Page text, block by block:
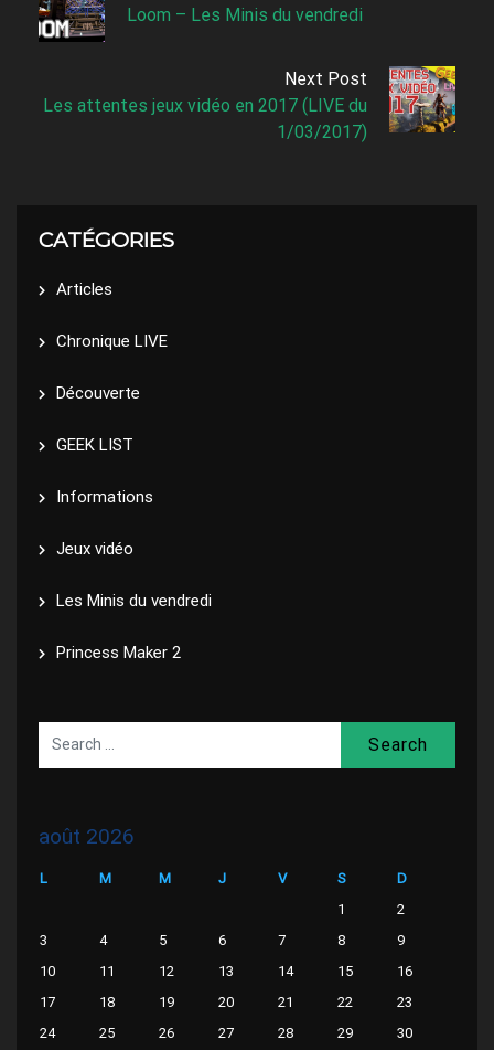
Loom – Les Minis du vendredi
Next Post
Les attentes jeux vidéo en 2017 (LIVE du
1/03/2017)
CATÉGORIES
Articles
Chronique LIVE
Découverte
GEEK LIST
Informations
Jeux vidéo
Les Minis du vendredi
Princess Maker 2
août 2026
L M M J V S
D
1
2
3
4 5 6 7 8
9
10
11 12 13 14 15
16
17
18 19 20 21 22
23
24
25 26 27 28 29 30